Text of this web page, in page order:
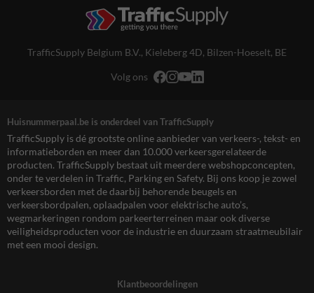
TrafficSupply Belgium B.V., Kieleberg 4D, Bilzen-Hoeselt, BE
Volg ons
Huisnummerpaal.be is onderdeel van TrafficSupply
TrafficSupply is dé grootste online aanbieder van verkeers-, tekst- en
informatieborden en meer dan 10.000 verkeersgerelateerde
producten. TrafficSupply bestaat uit meerdere webshopconcepten,
onder te verdelen in Traffic, Parking en Safety. Bij ons koop je zowel
verkeersborden met de daarbij behorende beugels en
verkeersbordpalen, oplaadpalen voor elektrische auto’s,
wegmarkeringen rondom parkeerterreinen maar ook diverse
veiligheidsproducten voor de industrie en duurzaam straatmeubilair
met een mooi design.
Klantbeoordelingen